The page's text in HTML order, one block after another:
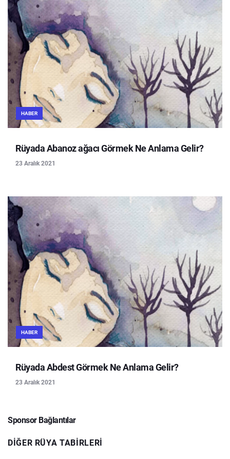
HABER
Rüyada Abanoz ağacı Görmek Ne Anlama Gelir?
23 Aralık 2021
HABER
Rüyada Abdest Görmek Ne Anlama Gelir?
23 Aralık 2021
Sponsor Bağlantılar
DIĞER RÜYA TABIRLERI